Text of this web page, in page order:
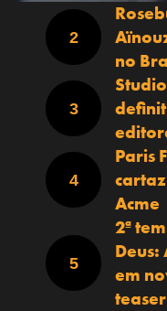
no
Paris
Acme
2ª
Deus:
em
teaser